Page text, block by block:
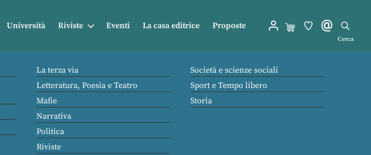
Università Riviste Eventi La casa editrice Proposte
Cerca
La terza via
Letteratura, Poesia e Teatro
Mafie
Narrativa
Politica
Riviste
Società e scienze sociali
Sport e Tempo libero
Storia